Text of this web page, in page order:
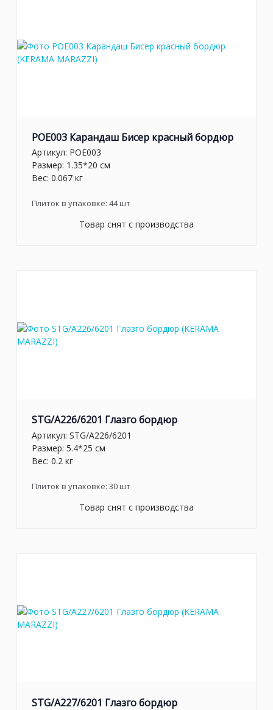
POE003 Карандаш Бисер красный бордюр
Артикул: POE003
Размер: 1.35*20 см
Вес: 0.067 кг
Плиток в упаковке: 44шт
Товар снят с производства
STG/A226/6201 Глазго бордюр
Артикул: STG/A226/6201
Размер: 5.4*25 см
Вес: 0.2 кг
Плиток в упаковке: 30шт
Товар снят с производства
STG/A227/6201 Глазго бордюр